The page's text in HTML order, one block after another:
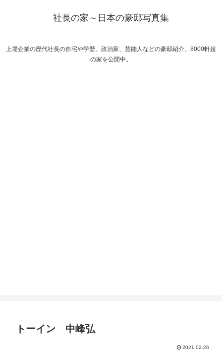
社長の家～日本の豪邸写真集
上場企業の歴代社長の自宅や学歴、政治家、芸能人などの豪邸紹介。8000軒超
の家を公開中。
トーイン 中峰弘
2021.02.26